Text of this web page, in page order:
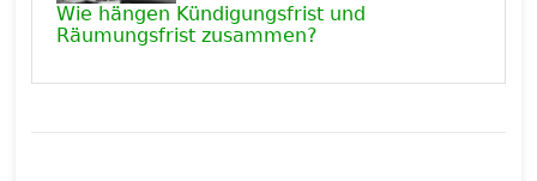
Wie hängen Kündigungsfrist und
Räumungsfrist zusammen?